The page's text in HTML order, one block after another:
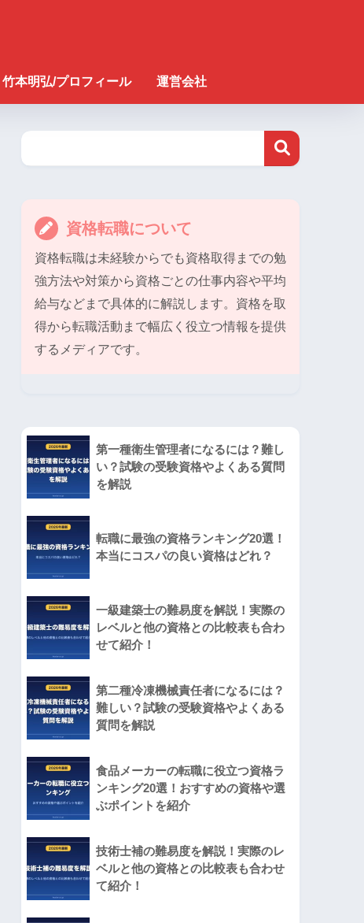
竹本明弘/プロフィール 運営会社
資格転職について
資格転職は未経験からでも資格取得までの勉
強方法や対策から資格ごとの仕事内容や平均
給与などまで具体的に解説します。資格を取
得から転職活動まで幅広く役立つ情報を提供
するメディアです。
第一種衛生管理者になるには？難し
い？試験の受験資格やよくある質問
を解説
転職に最強の資格ランキング20選！
本当にコスパの良い資格はどれ？
一級建築士の難易度を解説！実際の
レベルと他の資格との比較表も合わ
せて紹介！
第二種冷凍機械責任者になるには？
難しい？試験の受験資格やよくある
質問を解説
食品メーカーの転職に役立つ資格ラ
ンキング20選！おすすめの資格や選
ぶポイントを紹介
技術士補の難易度を解説！実際のレ
ベルと他の資格との比較表も合わせ
て紹介！